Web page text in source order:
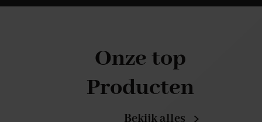
Onze top
Producten
Bekijk alles